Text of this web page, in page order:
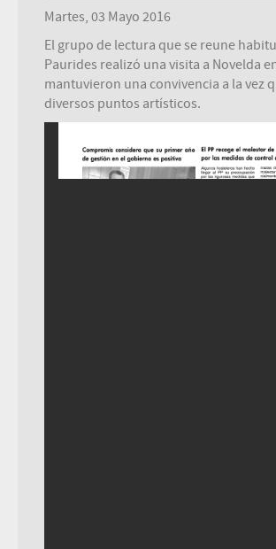
Martes, 03 Mayo 2016
El grupo de lectura que se reune
Paurides realizó una visita a Novelda
mantuvieron una convivencia a la vez
diversos puntos artísticos.